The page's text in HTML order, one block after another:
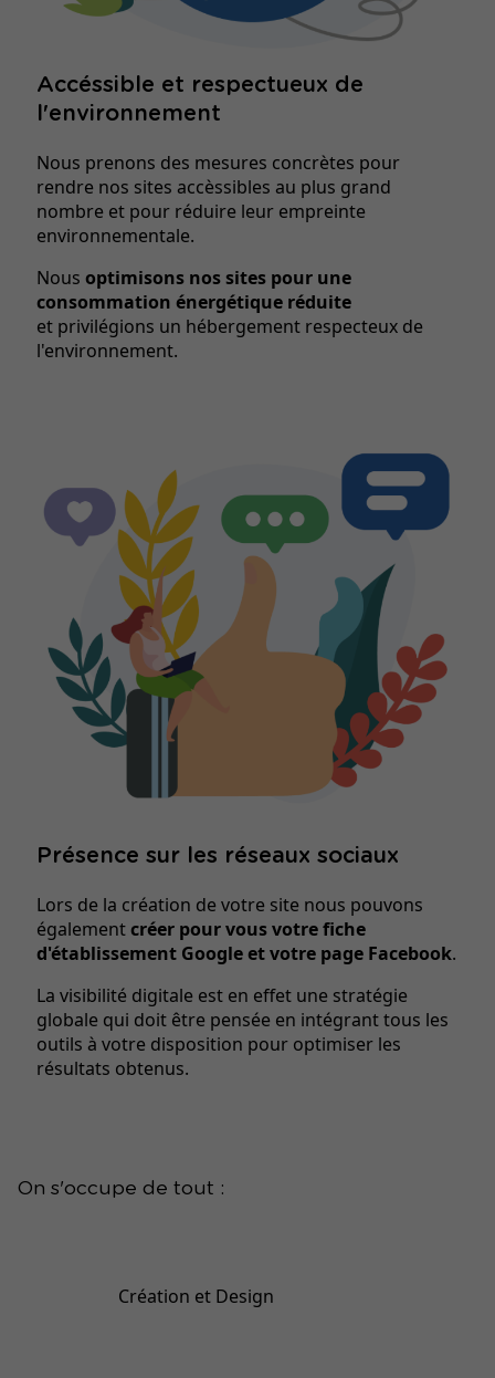
Accéssible et respectueux de
l'environnement
Nous prenons des mesures concrètes pour
rendre nos sites accèssibles au plus grand
nombre et pour réduire leur empreinte
environnementale.
Nous optimisons nos sites pour une
consommation énergétique réduite
et privilégions un hébergement respecteux de
l'environnement.
Présence sur les réseaux sociaux
Lors de la création de votre site nous pouvons
égalementcréer pour vous votre fiche
d'établissement Google et votre page Facebook.
La visibilité digitale est en effet une stratégie
globale qui doit être pensée en intégrant tous les
outils à votre disposition pour optimiser les
résultats obtenus.
On s'occupe de tout :
Création et Design